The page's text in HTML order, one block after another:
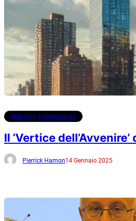
Relazioni internazionali
Il ‘Vertice
Pierrick Hamon14 Gennaio 2025